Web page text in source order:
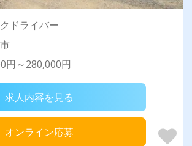
ドライバー
円～280,000円
求人内容を見る
オンライン応募